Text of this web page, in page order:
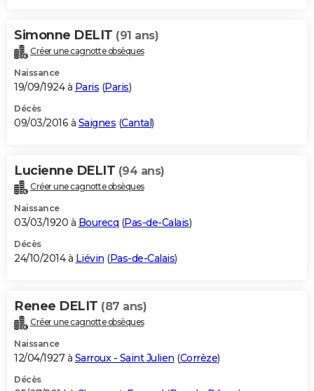
Simonne DELIT (91 ans)
Créer une cagnotte obsèques
Naissance
19/09/1924 à Paris (Paris)
Décès
09/03/2016 à Saignes (Cantal)
Lucienne DELIT (94 ans)
Créer une cagnotte obsèques
Naissance
03/03/1920 à Bourecq (Pas-de-Calais)
Décès
24/10/2014 à Liévin (Pas-de-Calais)
Renee DELIT (87 ans)
Créer une cagnotte obsèques
Naissance
12/04/1927 à Sarroux - Saint Julien (Corrèze)
Décès